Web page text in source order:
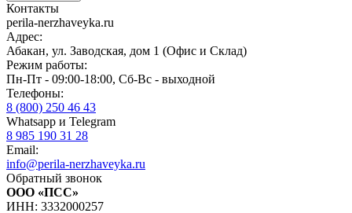
Контакты
perila-nerzhaveyka.ru
Адрес:
Абакан, ул. Заводская, дом 1 (Офис и Склад)
Режим работы:
Пн-Пт - 09:00-18:00, Сб-Вс - выходной
Телефоны:
8 (800) 250 46 43
Whatsapp и Telegram
8 985 190 31 28
Email:
info@perila-nerzhaveyka.ru
Обратный звонок
ООО «ПСС»
ИНН: 3332000257